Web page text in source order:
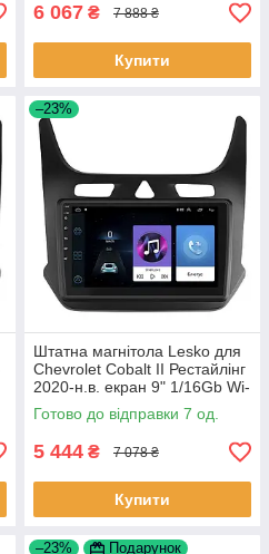
6 067 ₴ 7 888 ₴
Купити
–23%
Штатна магнітола Lesko для
Chevrolet Cobalt II Рестайлінг
2020-н.в. екран 9" 1/16Gb Wi-
Fi GPS Base 7 шт.
Готово до відправки 7 од.
5 444 ₴ 7 078 ₴
Купити
–23% Подарунок